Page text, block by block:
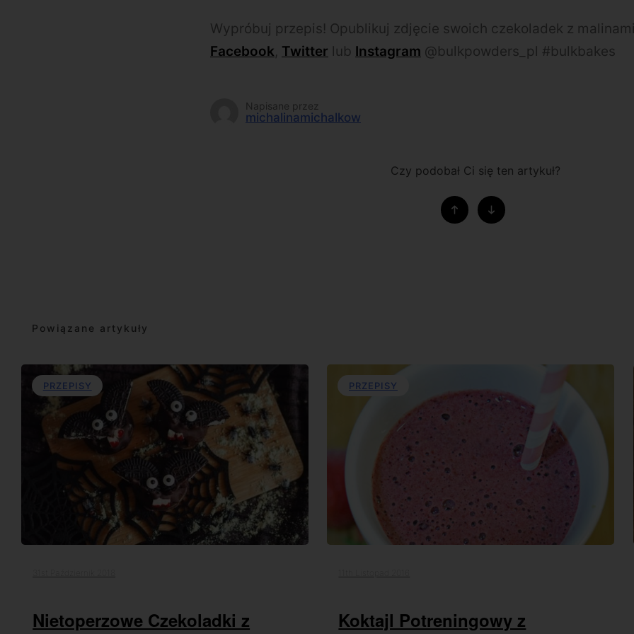
Wypróbuj przepis! Opublikuj zdjęcie swoich czekoladek z
Facebook, Twitter lub Instagram @bulkpowders_pl #bulkbakes
Napisane przez
michalinamichalkow
Czy podobał Ci się ten artykuł?
Powiązane artykuły
PRZEPISY
Nietoperzowe Czekoladki z
PRZEPISY
Koktajl Potreningowy z